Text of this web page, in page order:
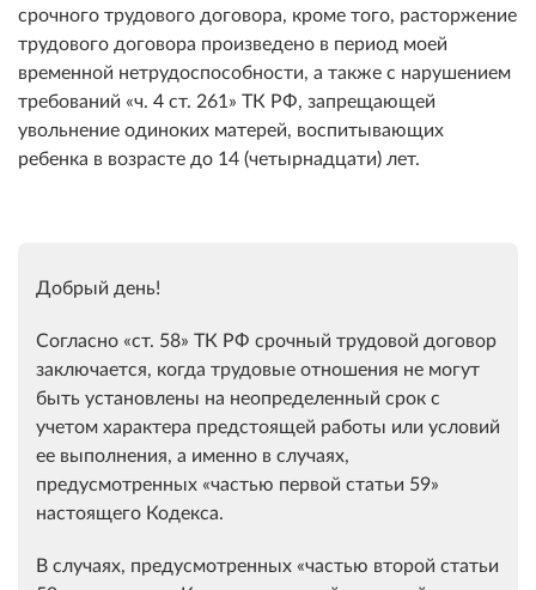
срочного трудового договора, кроме того, расторжение
трудового договора произведено в период моей
временной нетрудоспособности, а также с нарушением
требований
ч. 4 ст. 261
ТК РФ, запрещающей
увольнение одиноких матерей, воспитывающих
ребенка в возрасте до 14 (четырнадцати) лет.
Добрый день!
Согласно ст. 58 ТК РФ срочный трудовой договор
заключается, когда трудовые отношения не могут
быть установлены на неопределенный срок с
учетом характера предстоящей работы или условий
ее выполнения, а именно в случаях,
предусмотренных частью первой статьи 59
настоящего Кодекса.
В случаях, предусмотренных частью второй статьи